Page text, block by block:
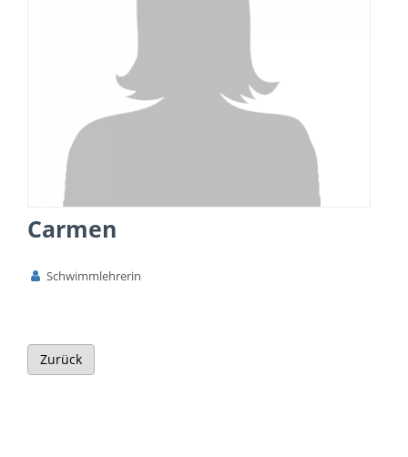
Carmen
Schwimmlehrerin
Zurück